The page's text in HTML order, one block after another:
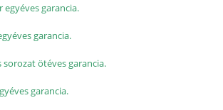
garancia.
garancia.
sorozat ötéves garancia.
garancia.